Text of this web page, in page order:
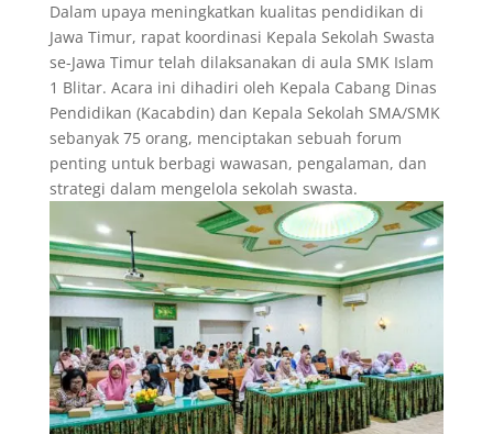
Dalam upaya meningkatkan kualitas pendidikan di
Jawa Timur, rapat koordinasi Kepala Sekolah Swasta
se-Jawa Timur telah dilaksanakan di aula SMK Islam
1 Blitar. Acara ini dihadiri oleh Kepala Cabang Dinas
Pendidikan (Kacabdin) dan Kepala Sekolah SMA/SMK
sebanyak 75 orang, menciptakan sebuah forum
penting untuk berbagi wawasan, pengalaman, dan
strategi dalam mengelola sekolah swasta.